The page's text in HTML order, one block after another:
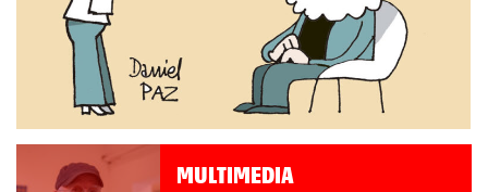
MULTIMEDIA